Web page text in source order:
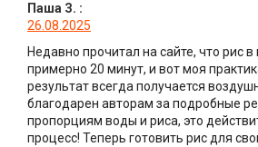
Паша З. :
26.08.2025
Недавно прочитал на сайте, что рис
примерно 20 минут, и вот моя
результат всегда получается
благодарен авторам за подробные
пропорциям воды и риса, это
процесс! Теперь готовить рис для